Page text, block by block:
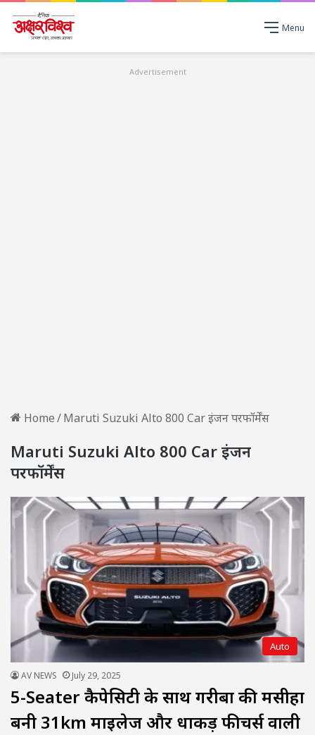
Menu
Advertisement
Home/Maruti Suzuki Alto 800 Car इंजन परफॉर्मेंस
Maruti Suzuki Alto 800 Car इंजन
परफॉर्मेंस
Auto
AV NEWS July 29, 2025
5-Seater कैपेसिटी के साथ गरीबों की मसीहा
बनी 31km माइलेज और धाकड़ फीचर्स वाली